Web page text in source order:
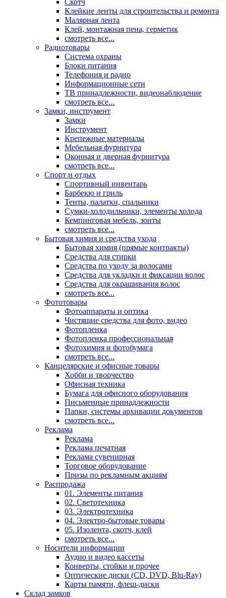
Скотч
Клейкие ленты для строительства и ремонта
Малярная лента
Клей, монтажная пена, герметик
смотреть все...
Радиотовары
Система охраны
Блоки питания
Телефония и радио
Информационные сети
ТВ принадлежности, видеонаблюдение
смотреть все...
Замки, инструмент
Замки
Инструмент
Крепежные материалы
Мебельная фурнитура
Оконная и дверная фурнитура
смотреть все...
Спорт и отдых
Спортивный инвентарь
Барбекю и гриль
Тенты, палатки, спальники
Сумки-холодильники, элементы холода
Кемпинговая мебель, зонты
смотреть все...
Бытовая химия и средства ухода
Бытовая химия (прямые контракты)
Средства для стирки
Средства по уходу за волосами
Средства для укладки и фиксации волос
Средства для окрашивания волос
смотреть все...
Фототовары
Фотоаппараты и оптика
Чистящие средства для фото, видео
Фотопленка
Фотопленка профессиональная
Фотохимия и фотобумага
смотреть все...
Канцелярские и офисные товары
Хобби и творчество
Офисная техника
Бумага для офисного оборудования
Письменные принадлежности
Папки, системы архивации документов
смотреть все...
Реклама
Реклама
Реклама печатная
Реклама сувенирная
Торговое оборудование
Призы по рекламным акциям
Распродажа
01. Элементы питания
02. Светотехника
03. Электротехника
04. Электро-бытовые товары
05. Изолента, скотч, клей
смотреть все...
Носители информации
Аудио и видео кассеты
Конверты, стойки и прочее
Оптические диски (CD, DVD, Blu-Ray)
Карты памяти, флеш-диски
Склад замков